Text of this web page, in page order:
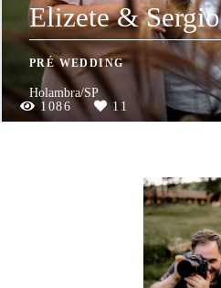
Elizete & Sergio
PRÉ WEDDING
Holambra/SP
1086
11